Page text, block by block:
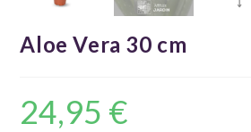
Aloe Vera 30 cm
24,95 €